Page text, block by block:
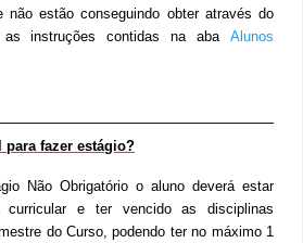
não estão conseguindo obter através do
instruções contidas na aba Alunos
fazer estágio?
Não Obrigatório o aluno deverá estar
curricular e ter vencido as disciplinas
do Curso, podendo ter no máximo 1